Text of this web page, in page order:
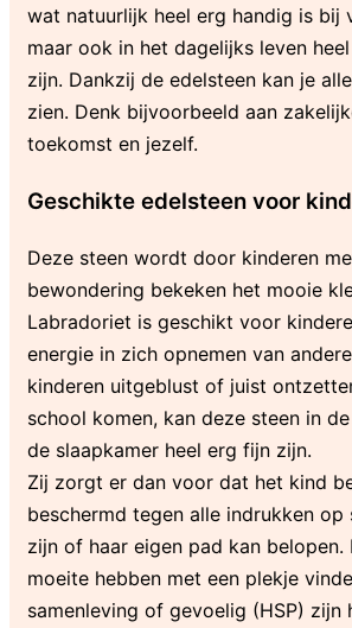
wat natuurlijk heel erg handig is bij
maar ook in het dagelijks leven
zijn. Dankzij de edelsteen kan je
zien. Denk bijvoorbeeld aan
toekomst en jezelf.
Geschikte edelsteen voor
Deze steen wordt door kinderen
bewondering bekeken het mooie
Labradoriet is geschikt voor
energie in zich opnemen van
kinderen uitgeblust of juist
school komen, kan deze steen in
de slaapkamer heel erg fijn zijn.
Zij zorgt er dan voor dat het kind
beschermd tegen alle indrukken op
zijn of haar eigen pad kan belopen.
moeite hebben met een plekje
samenleving of gevoelig (HSP) zijn